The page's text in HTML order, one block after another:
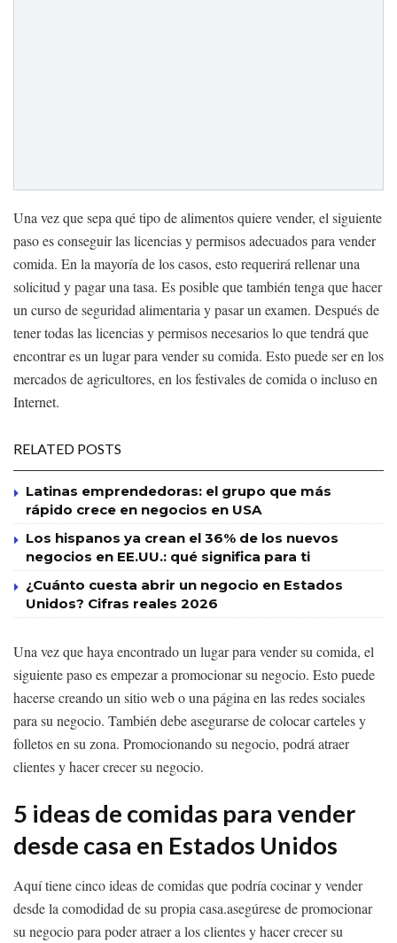
Una vez que sepa qué tipo de alimentos quiere vender, el siguiente
paso es conseguir las licencias y permisos adecuados para vender
comida. En la mayoría de los casos, esto requerirá rellenar una
solicitud y pagar una tasa. Es posible que también tenga que hacer
un curso de seguridad alimentaria y pasar un examen. Después de
tener todas las licencias y permisos necesarios lo que tendrá que
encontrar es un lugar para vender su comida. Esto puede ser en los
mercados de agricultores, en los festivales de comida o incluso en
Internet.
RELATED POSTS
Latinas emprendedoras: el grupo que más
rápido crece en negocios en USA
Los hispanos ya crean el 36% de los nuevos
negocios en EE.UU.: qué significa para ti
¿Cuánto cuesta abrir un negocio en Estados
Unidos? Cifras reales 2026
Una vez que haya encontrado un lugar para vender su comida, el
siguiente paso es empezar a promocionar su negocio. Esto puede
hacerse creando un sitio web o una página en las redes sociales
para su negocio. También debe asegurarse de colocar carteles y
folletos en su zona. Promocionando su negocio, podrá atraer
clientes y hacer crecer su negocio.
5 ideas de comidas para vender
desde casa en Estados Unidos
Aquí tiene cinco ideas de comidas que podría cocinar y vender
desde la comodidad de su propia casa.asegúrese de promocionar
su negocio para poder atraer a los clientes y hacer crecer su